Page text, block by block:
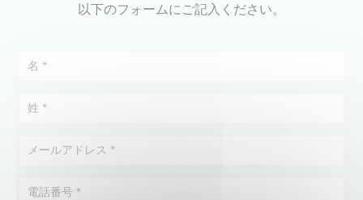
以下のフォームにご記入ください。